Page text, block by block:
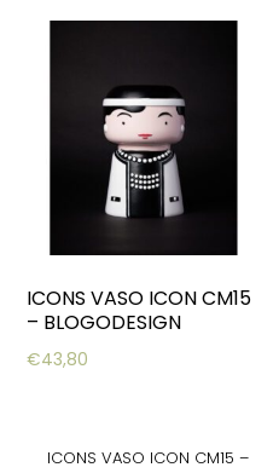
ICONS VASO ICON CM15
– BLOGODESIGN
€43,80
ICONS VASO ICON CM15 –